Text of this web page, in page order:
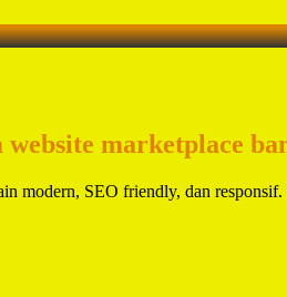
website marketplace
modern, SEO friendly, dan